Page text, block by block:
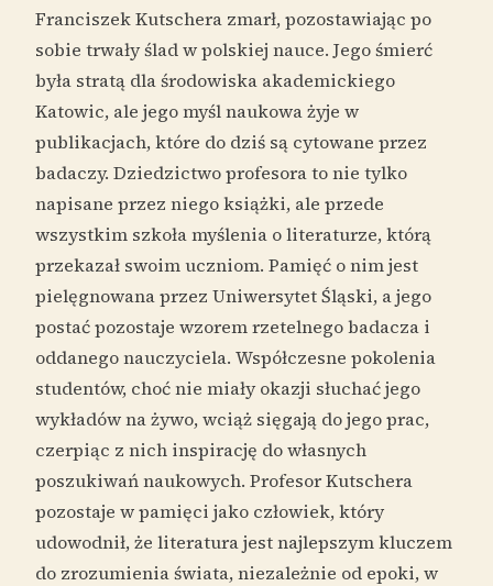
Franciszek Kutschera zmarł, pozostawiając po
sobie trwały ślad w polskiej nauce. Jego śmierć
była stratą dla środowiska akademickiego
Katowic, ale jego myśl naukowa żyje w
publikacjach, które do dziś są cytowane przez
badaczy. Dziedzictwo profesora to nie tylko
napisane przez niego książki, ale przede
wszystkim szkoła myślenia o literaturze, którą
przekazał swoim uczniom. Pamięć o nim jest
pielęgnowana przez Uniwersytet Śląski, a jego
postać pozostaje wzorem rzetelnego badacza i
oddanego nauczyciela. Współczesne pokolenia
studentów, choć nie miały okazji słuchać jego
wykładów na żywo, wciąż sięgają do jego prac,
czerpiąc z nich inspirację do własnych
poszukiwań naukowych. Profesor Kutschera
pozostaje w pamięci jako człowiek, który
udowodnił, że literatura jest najlepszym kluczem
do zrozumienia świata, niezależnie od epoki, w